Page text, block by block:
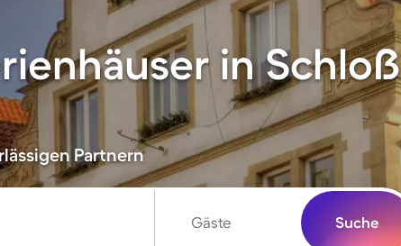
in Schloß
Partnern
Gäste Suche